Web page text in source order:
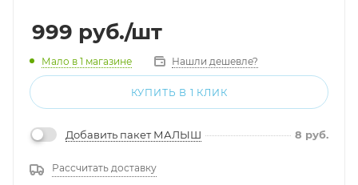
999 руб./шт
Мало в 1 магазине Нашли дешевле?
КУПИТЬ В 1 КЛИК
Добавить пакет МАЛЫШ 8 руб.
Рассчитать доставку